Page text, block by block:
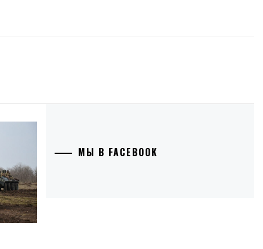
МЫ В FACEBOOK